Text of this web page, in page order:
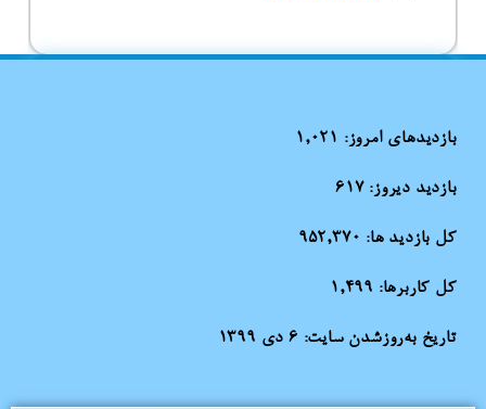
بازدیدهای امروز: 1,021
بازدید دیروز:617
کل بازدید ها: 952,370
کل کاربرها: 1,499
تاریخ به‌روزشدن سایت: ۶ دی ۱۳۹۹